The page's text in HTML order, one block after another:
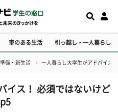
車のある生活 引っ越し・一人暮らし
準備・新生活 一人暮らし大学生がアドバイス
イス！ 必須ではないけど